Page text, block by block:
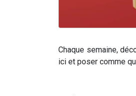
Chaque semaine,
ici et poser comme